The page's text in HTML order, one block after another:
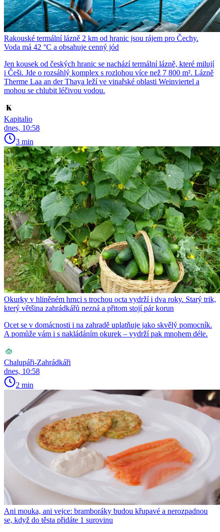
Rakouské termální lázně 2 km od hranic jsou rájem pro Čechy.
Voda má 42 °C a obsahuje cenný jód
Jen kousek od českých hranic se nachází termální lázně, které milují
i Češi. Jde o rozsáhlý komplex s rozlohou více než 7 800 m². Lázně
Therme Laa an der Thaya leží ve vinařské oblasti Weinviertel a
mohou se chlubit léčivou vodou.
Kapitalio
dnes, 10:58
3 min
Okurky v hliněném hrnci s trochou octa vydrží i dva roky. Starý trik,
který většina zahrádkářů nezná a přitom stojí pár korun
Ocet se v domácnosti i na zahradě uplatňuje jako skvělý pomocník.
A pomůže vám i s nakládáním okurek – vydrží pak mnohem déle.
Chalupáři-Zahrádkáři
dnes, 10:58
2 min
Ani mouka, ani vejce: bramboráky budou křupavé a nerozpadnou
se, když do těsta přidáte 1 surovinu